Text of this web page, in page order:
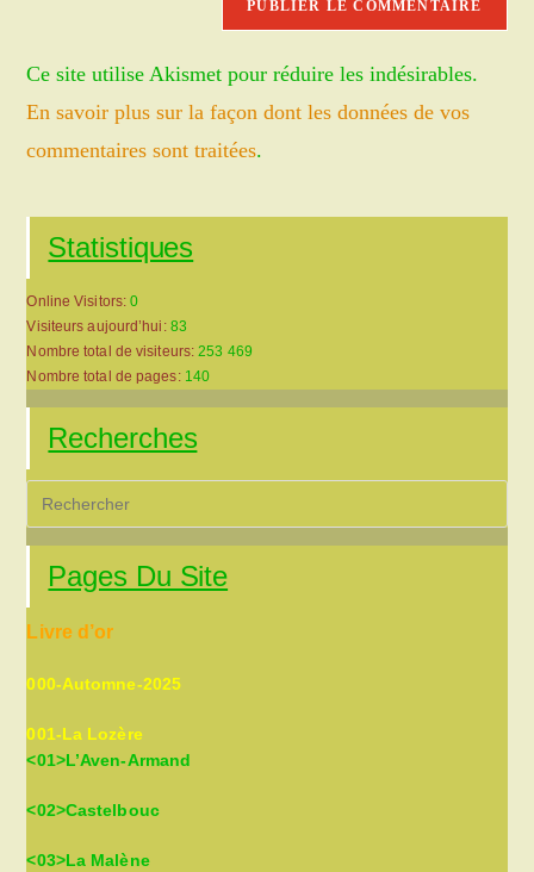
(facultatif)
Ce site utilise Akismet pour réduire les indésirables.
En savoir plus sur la façon dont les données de vos
commentaires sont traitées.
Statistiques
Online Visitors:0
Visiteurs aujourd’hui: 83
Nombre total de visiteurs:253 469
Nombre total de pages: 140
Recherches
Pages Du Site
Livre d’or
000-Automne-2025
001-La Lozère
<01>L’Aven-Armand
<02>Castelbouc
<03>La Malène